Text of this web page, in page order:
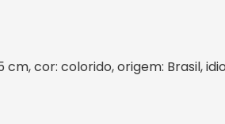
cm, cor: colorido, origem: Brasil,